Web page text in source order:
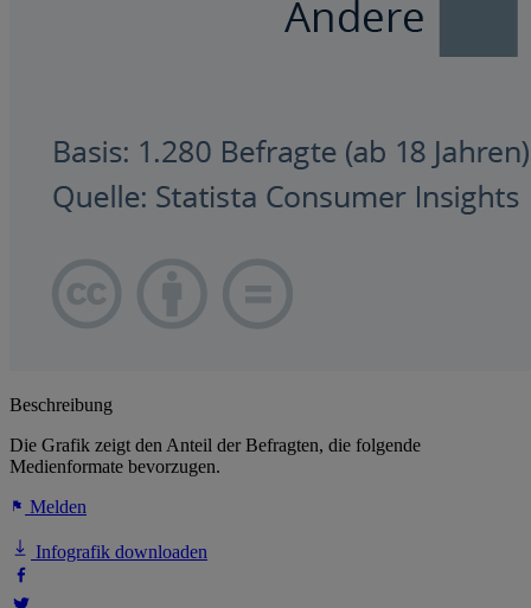
Beschreibung
Die Grafik zeigt den Anteil der Befragten, die folgende
Medienformate bevorzugen.
Melden
Infografik downloaden